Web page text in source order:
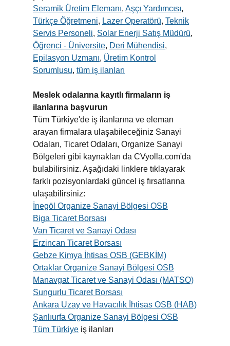
Seramik Üretim Elemanı, Aşçı Yardımcısı,
Türkçe Öğretmeni, Lazer Operatörü, Teknik
Servis Personeli, Solar Enerji Satış Müdürü,
Öğrenci - Üniversite, Deri Mühendisi,
Epilasyon Uzmanı, Üretim Kontrol
Sorumlusu, tüm iş ilanları
Meslek odalarına kayıtlı firmaların iş
ilanlarına başvurun
Tüm Türkiye'de iş ilanlarına ve eleman
arayan firmalara ulaşabileceğiniz Sanayi
Odaları, Ticaret Odaları, Organize Sanayi
Bölgeleri gibi kaynakları da CVyolla.com'da
bulabilirsiniz. Aşağıdaki linklere tıklayarak
farklı pozisyonlardaki güncel iş fırsatlarına
ulaşabilirsiniz:
İnegöl Organize Sanayi Bölgesi OSB
Biga Ticaret Borsası
Van Ticaret ve Sanayi Odası
Erzincan Ticaret Borsası
Gebze Kimya İhtisas OSB (GEBKİM)
Ortaklar Organize Sanayi Bölgesi OSB
Manavgat Ticaret ve Sanayi Odası (MATSO)
Sungurlu Ticaret Borsası
Ankara Uzay ve Havacılık İhtisas OSB (HAB)
Şanlıurfa Organize Sanayi Bölgesi OSB
Tüm Türkiye iş ilanları